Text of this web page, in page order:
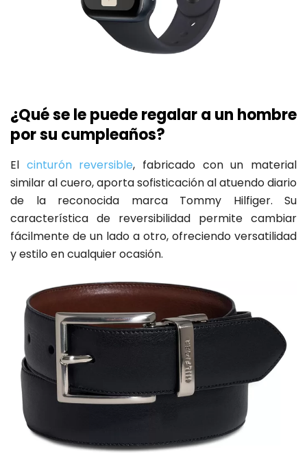
¿Qué se le puede regalar a un hombre
por su cumpleaños?
El cinturón reversible, fabricado con un material
similar al cuero, aporta sofisticación al atuendo diario
de la reconocida marca Tommy Hilfiger. Su
característica de reversibilidad permite cambiar
fácilmente de un lado a otro, ofreciendo versatilidad
y estilo en cualquier ocasión.